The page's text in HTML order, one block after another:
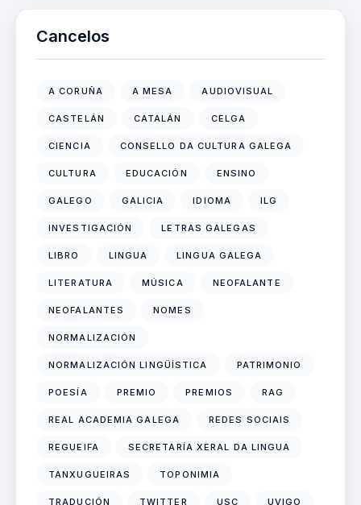
Cancelos
A CORUÑA A MESA AUDIOVISUAL
CASTELÁN CATALÁN CELGA
CIENCIA CONSELLO DA CULTURA GALEGA
CULTURA EDUCACIÓN ENSINO
GALEGO GALICIA IDIOMA ILG
INVESTIGACIÓN LETRAS GALEGAS
LIBRO LINGUA LINGUA GALEGA
LITERATURA MÚSICA NEOFALANTE
NEOFALANTES NOMES
NORMALIZACIÓN
NORMALIZACIÓN LINGÜÍSTICA PATRIMONIO
POESÍA PREMIO PREMIOS RAG
REAL ACADEMIA GALEGA REDES SOCIAIS
REGUEIFA SECRETARÍA XERAL DA LINGUA
TANXUGUEIRAS TOPONIMIA
TRADUCIÓN TWITTER USC UVIGO